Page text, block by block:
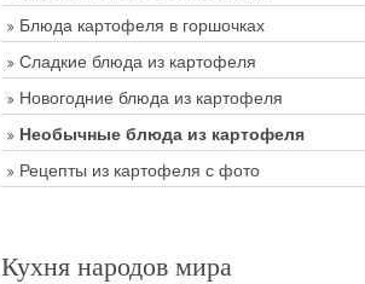
Блюда картофеля в горшочках
Сладкие блюда из картофеля
Новогодние блюда из картофеля
Необычные блюда из картофеля
Рецепты из картофеля с фото
Кухня народов мира